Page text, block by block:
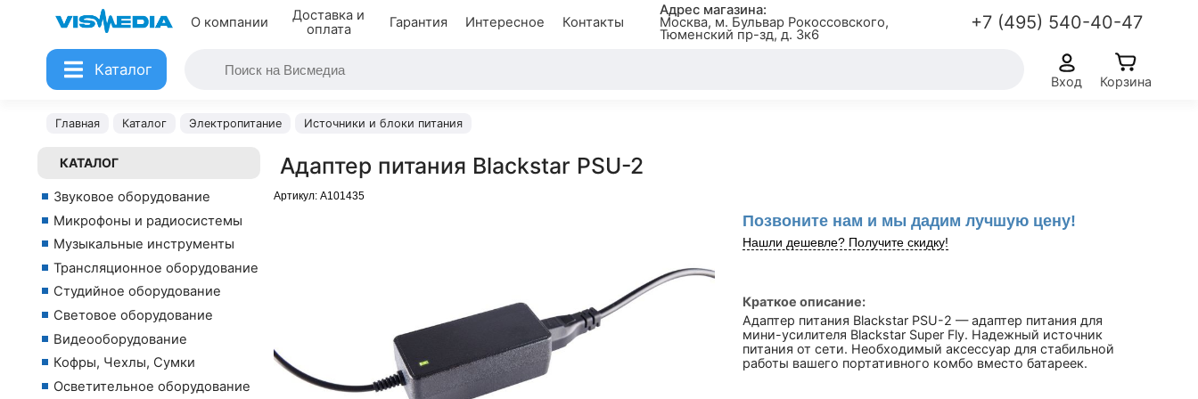
О компании
Доставка и
оплата
Гарантия Интересное Контакты
Адрес магазина:
Москва, м. Бульвар Рокоссовского,
Тюменский пр-зд, д. 3к6
+7 (495) 540-40-47
Каталог
Вход Корзина
Главная Каталог Электропитание Источники и блоки питания
КАТАЛОГ
Звуковое оборудование
Микрофоны и радиосистемы
Музыкальные инструменты
Трансляционное оборудование
Студийное оборудование
Световое оборудование
Видеооборудование
Кофры, Чехлы, Сумки
Осветительное оборудование
Адаптер питания Blackstar PSU-2
Артикул: A101435
Позвоните нам и мы дадим лучшую цену!
Нашли дешевле? Получите скидку!
Краткое описание:
Адаптер питания Blackstar PSU-2 — адаптер питания для
мини-усилителя Blackstar Super Fly. Надежный источник
питания от сети. Необходимый аксессуар для стабильной
работы вашего портативного комбо вместо батареек.